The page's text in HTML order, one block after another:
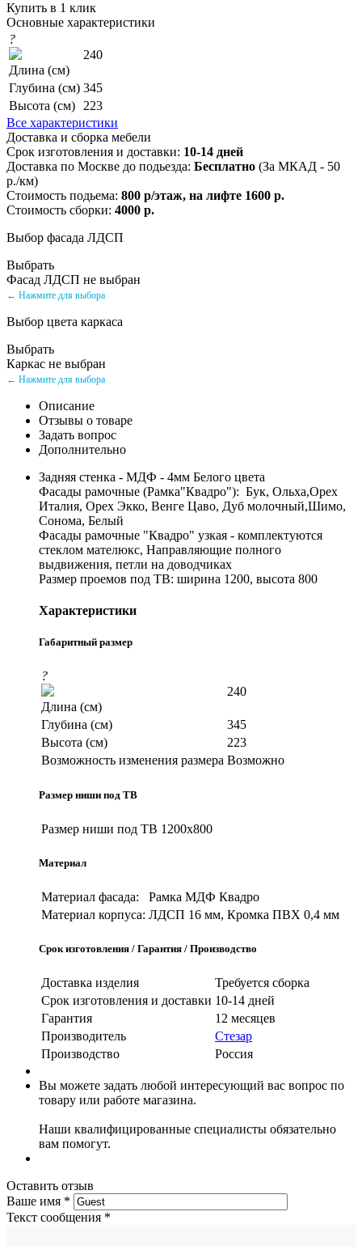
Купить в 1 клик
Основные характеристики
?
Длина (см)
240
Глубина (см) 345
Высота (см)
223
Все характеристики
Доставка и сборка мебели
Срок изготовления и доставки: 10-14 дней
Доставка по Москве до подьезда: Бесплатно (За МКАД - 50
р./км)
Стоимость подьема: 800 р/этаж, на лифте 1600 р.
Стоимость сборки: 4000 р.
Выбор фасада ЛДСП
Выбрать
Фасад ЛДСП не выбран
← Нажмите для выбора
Выбор цвета каркаса
Выбрать
Каркас не выбран
← Нажмите для выбора
Описание
Отзывы о товаре
Задать вопрос
Дополнительно
Задняя стенка - МДФ - 4мм Белого цвета
Фасады рамочные (Рамка"Квадро"): Бук, Ольха,Орех
Италия, Орех Экко, Венге Цаво, Дуб молочный,Шимо,
Сонома, Белый
Фасады рамочные "Квадро" узкая - комплектуются
стеклом мателюкс, Направляющие полного
выдвижения, петли на доводчиках
Размер проемов под ТВ: ширина 1200, высота 800
Характеристики
Габаритный размер
?
Длина (см)
240
Глубина (см)
345
Высота (см)
223
Возможность изменения размера Возможно
Размер ниши под ТВ
Размер ниши под ТВ 1200х800
Материал
Материал фасада:
Рамка МДФ Квадро
Материал корпуса: ЛДСП 16 мм, Кромка ПВХ 0,4 мм
Срок изготовления / Гарантия / Производство
Доставка изделия
Требуется сборка
Срок изготовления и доставки 10-14 дней
Гарантия
12 месяцев
Производитель
Стезар
Производство
Россия
Вы можете задать любой интересующий вас вопрос по
товару или работе магазина.
Наши квалифицированные специалисты обязательно
вам помогут.
Оставить отзыв
Ваше имя *
Текст сообщения *